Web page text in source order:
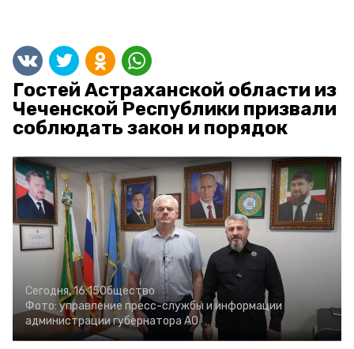
Гостей Астраханской области из
Чеченской Республики призвали
соблюдать закон и порядок
Сегодня, 16:15Общество
Фото: управление пресс-службы и информации
администрации губернатора АО